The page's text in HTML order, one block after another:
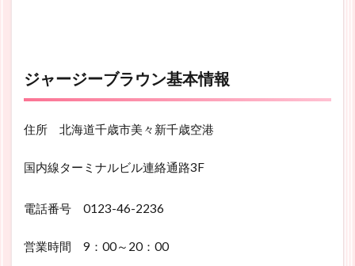
ジャージーブラウン基本情報
住所 北海道千歳市美々新千歳空港
国内線ターミナルビル連絡通路3F
電話番号 0123-46-2236
営業時間 9：00～20：00